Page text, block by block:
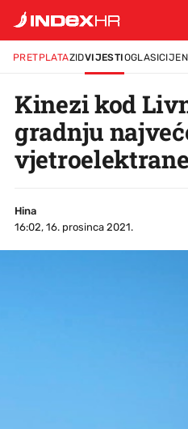
PRETPLATAZIDVIJESTIOGLASI
Kinezi kod
gradnju
Hina
16:02, 16. prosinca 2021.